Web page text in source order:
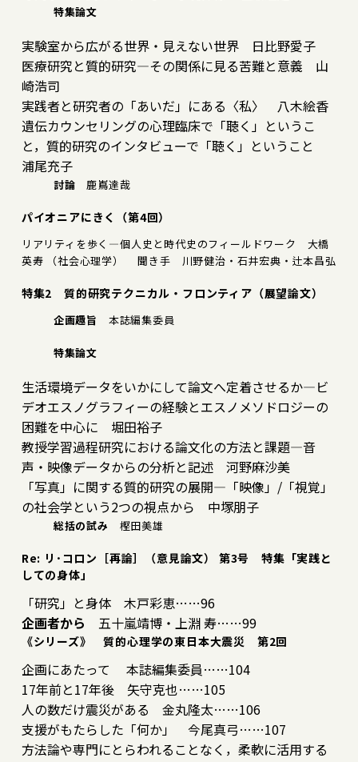
特集論文
実験室から広がる世界・見えない世界 日比野愛子
医療研究と質的研究―その関係に見る苦難と意義 山
崎浩司
実践者と研究者の「あいだ」にある〈私〉 八木絵香
遺伝カウンセリングの心理臨床で「聴く」というこ
と，質的研究のインタビューで「聴く」ということ
浦尾充子
討論 鹿嶌達哉
パイオニアにきく（第4回）
リアリティを歩く―個人史と時代史のフィールドワーク 大橋
英寿 （社会心理学） 聞き手 川野健治・石井宏典・辻本昌弘
特集2 質的研究テクニカル・フロンティア（展望論文）
企画趣旨 本誌編集委員
特集論文
生活環境データをいかにして論文へ定着させるか―ビ
デオエスノグラフィーの経験とエスノメソドロジーの
困難を中心に 堀田裕子
教授学習過程研究における論文化の方法と課題―音
声・映像データからの分析と記述 河野麻沙美
「写真」に関する質的研究の展開―「映像」/「視覚」
の社会学という2つの視点から 中塚朋子
総括の試み 樫田美雄
Re: リ･コロン［再論］（意見論文） 第3号 特集「実践と
しての身体」
「研究」と身体 木戸彩恵……96
企画者から 五十嵐靖博・上淵 寿……99
《シリーズ》 質的心理学の東日本大震災 第2回
企画にあたって 本誌編集委員……104
17年前と17年後 矢守克也……105
人の数だけ震災がある 金丸隆太……106
支援がもたらした「何か」 今尾真弓……107
方法論や専門にとらわれることなく，柔軟に活用する